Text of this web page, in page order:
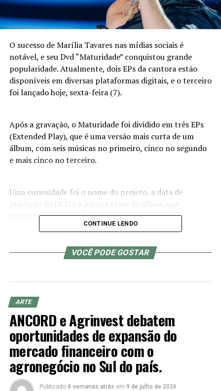
O sucesso de Marília Tavares nas mídias sociais é
notável, e seu Dvd “Maturidade” conquistou grande
popularidade. Atualmente, dois EPs da cantora estão
disponíveis em diversas plataformas digitais, e o terceiro
foi lançado hoje, sexta-feira (7).
Após a gravação, o Maturidade foi dividido em três EPs
(Extended Play), que é uma versão mais curta de um
álbum, com seis músicas no primeiro, cinco no segundo
e mais cinco no terceiro.
Uma curiosidade foi o nome do projeto, a data de
gravação do DVD e a música tema do álbum que
representam a nova fase da artista.
“A escolha do nome Maturidade, foi porque eu queria
que fosse lançado no meu aniversário de 18 anos. Para
tem a música tema do DVD, que fala sobre a minha nova
fase”, Marilia Tavares.
https://duettosmusic.lnk.to/MaturidadeEP03
TÓPICOS RELACIONADOS
A SEGUIR
Israel Novaes lança Hit “Sua vontade é essa” em todas
plataformas digitais
CONTINUE LENDO
VOCÊ PODE GOSTAR
ARTE
ANCORD e Agrinvest debatem
oportunidades de expansão do
mercado financeiro com o
agronegócio no Sul do país.
Publicado 4 semanas atrás em 9 de julho de 2026